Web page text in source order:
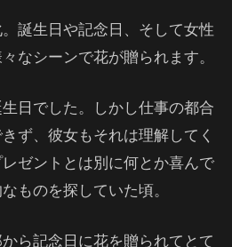
誕生日や記念日、そして女性
なシーンで花が贈られます。
日でした。しかし仕事の都合
ず、彼女もそれは理解してく
ゼントとは別に何とか喜んで
ものを探していた頃。
ら記念日に花を贈られてとて